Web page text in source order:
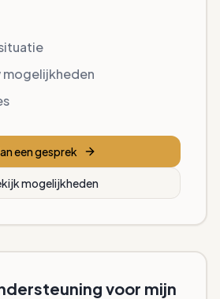
mogelijkheden
een gesprek
mogelijkheden
voor mijn